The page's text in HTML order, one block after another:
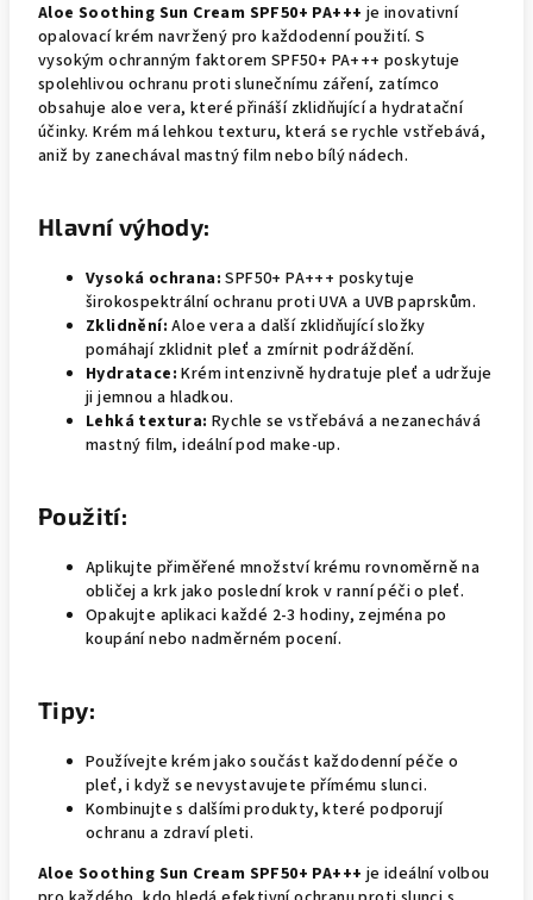
Aloe Soothing Sun Cream SPF50+ PA+++ je inovativní
opalovací krém navržený pro každodenní použití. S
vysokým ochranným faktorem SPF50+ PA+++ poskytuje
spolehlivou ochranu proti slunečnímu záření, zatímco
obsahuje aloe vera, které přináší zklidňující a hydratační
účinky. Krém má lehkou texturu, která se rychle vstřebává,
aniž by zanechával mastný film nebo bílý nádech.
Hlavní výhody:
Vysoká ochrana: SPF50+ PA+++ poskytuje
širokospektrální ochranu proti UVA a UVB paprskům.
Zklidnění: Aloe vera a další zklidňující složky
pomáhají zklidnit pleť a zmírnit podráždění.
Hydratace: Krém intenzivně hydratuje pleť a udržuje
ji jemnou a hladkou.
Lehká textura: Rychle se vstřebává a nezanechává
mastný film, ideální pod make-up.
Použití:
Aplikujte přiměřené množství krému rovnoměrně na
obličej a krk jako poslední krok v ranní péči o pleť.
Opakujte aplikaci každé 2-3 hodiny, zejména po
koupání nebo nadměrném pocení.
Tipy:
Používejte krém jako součást každodenní péče o
pleť, i když se nevystavujete přímému slunci.
Kombinujte s dalšími produkty, které podporují
ochranu a zdraví pleti.
Aloe Soothing Sun Cream SPF50+ PA+++ je ideální volbou